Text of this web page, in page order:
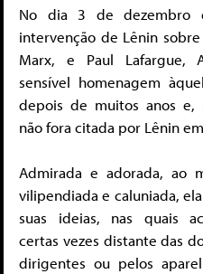
No dia 3 de dezembro
intervenção de Lênin
Marx, e Paul Lafargue,
sensível homenagem
depois de muitos anos e,
não fora citada por Lênin
Admirada e adorada, ao
vilipendiada e caluniada,
suas ideias, nas quais
certas vezes distante das
dirigentes ou pelos